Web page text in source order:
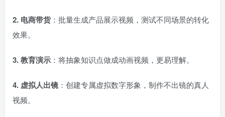
2. 电商带货：批量生成产品展示视频，测试不同场景的转化
效果。
3. 教育演示 ：将抽象知识点做成动画视频，更易理解。
4. 虚拟人出镜 ：创建专属虚拟数字形象，制作不出镜的真人
视频。